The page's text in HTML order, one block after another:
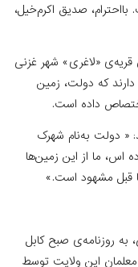
صدیق اکرم‌خیل،
قریه‌ی «لاغری» شهر غزنی
که دولت، زمین
داده است.
« دولت به‌نام شهرک
ما از این زمین‌ها
قبل مشهود است.»
روزنامه‌ی صبح کابل
این ولایت توسط